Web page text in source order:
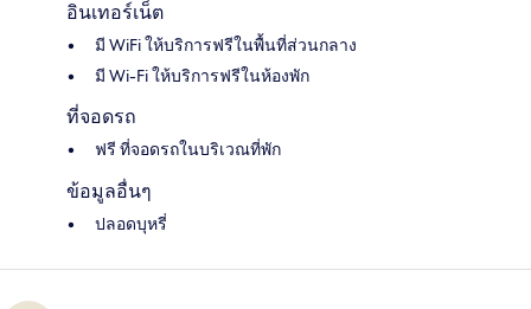
อินเทอร์เน็ต
มี WiFi ให้บริการฟรีในพื้นที่ส่วนกลาง
มี Wi-Fi ให้บริการฟรีในห้องพัก
ที่จอดรถ
ฟรี ที่จอดรถในบริเวณที่พัก
ข้อมูลอื่นๆ
ปลอดบุหรี่